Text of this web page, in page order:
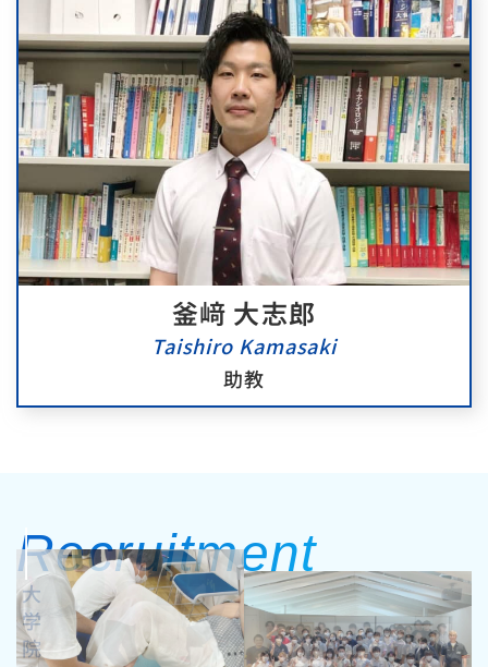
釜﨑 大志郎
Taishiro Kamasaki
助教
Recruitment
大
学
院